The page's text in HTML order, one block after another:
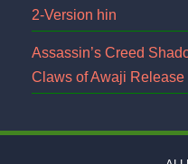
2-Version hin
Assassin’s Creed
Claws of Awaji Release